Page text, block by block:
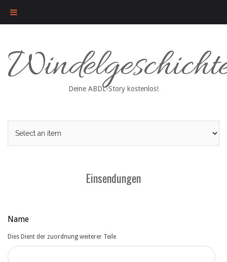
content
Deine ABDL-Story kostenlos!
Einsendungen
Lass
Feld
leer
Name
Dies Dient der zuordnung weiterer Teile